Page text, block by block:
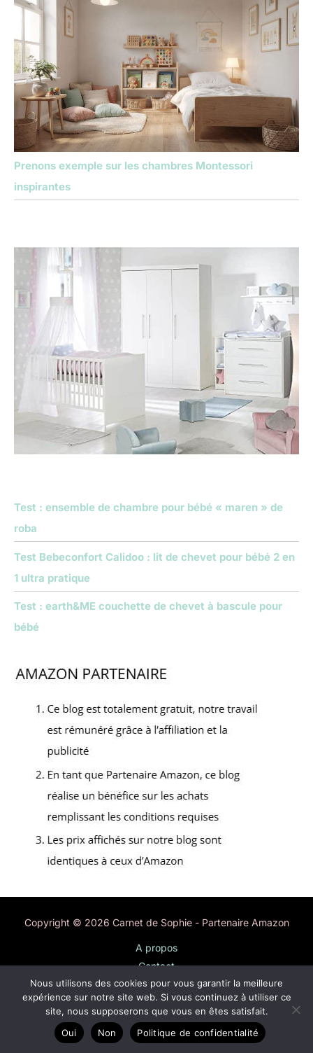
Prenons exemple sur les chambres Montessori
inspirantes
Test : ensemble de chambre pour bébé « maren » de
roba
Test Bebeconfort Calidoo : lit de chevet pour bébé 2 en
1 ultra pratique
Test : earth&ME couchette de chevet à bascule pour
bébé
Copyright © 2026 Carnet de Sophie - Partenaire Amazon
A propos
Contact
Plan du site
Mentions légales
Politique de confidentialité
Nous utilisons des cookies pour vous garantir la meilleure
expérience sur notre site web. Si vous continuez à utiliser ce
site, nous supposerons que vous en êtes satisfait.
Oui
Non Politique de confidentialité